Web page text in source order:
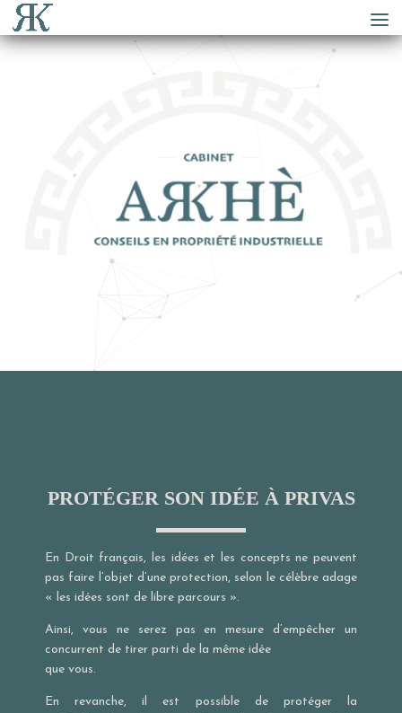
PROTÉGER SON IDÉE À PRIVAS
En Droit français, les idées et les concepts ne peuvent
pas faire l’objet d’une protection, selon le célèbre adage
« les idées sont de libre parcours ».
Ainsi, vous ne serez pas en mesure d’empêcher un
concurrent de tirer parti de la même idée
que vous.
En revanche, il est possible de protéger la